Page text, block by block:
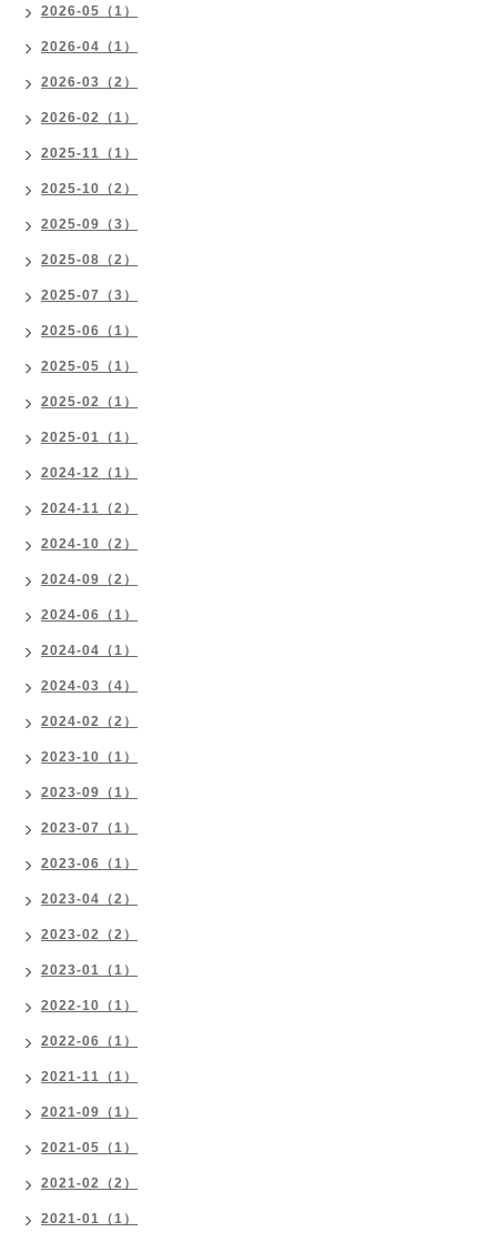
2026-05（1）
2026-04（1）
2026-03（2）
2026-02（1）
2025-11（1）
2025-10（2）
2025-09（3）
2025-08（2）
2025-07（3）
2025-06（1）
2025-05（1）
2025-02（1）
2025-01（1）
2024-12（1）
2024-11（2）
2024-10（2）
2024-09（2）
2024-06（1）
2024-04（1）
2024-03（4）
2024-02（2）
2023-10（1）
2023-09（1）
2023-07（1）
2023-06（1）
2023-04（2）
2023-02（2）
2023-01（1）
2022-10（1）
2022-06（1）
2021-11（1）
2021-09（1）
2021-05（1）
2021-02（2）
2021-01（1）